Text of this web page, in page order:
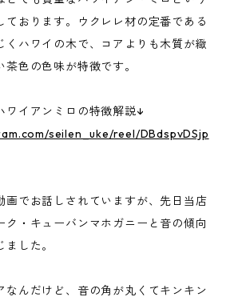
ております。ウクレレ材の定番である
くハワイの木で、コアよりも木質が緻
色の色味が特徴です。
ワイアンミロの特徴解説↓
seilen_uke/reel/DBdspvDSjp
画でお話しされていますが、先日当店
ク・キューバンマホガニーと音の傾向
した。
なんだけど、音の角が丸くてキンキン